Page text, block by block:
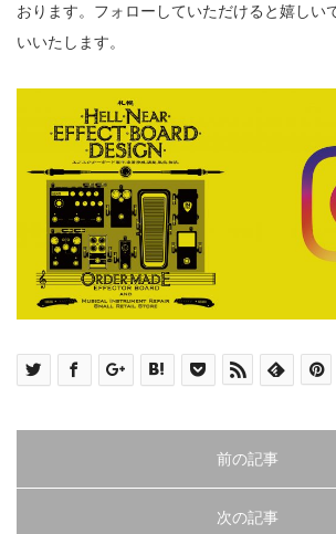
おります。フォローしていただけると嬉しい
いいたします。
前の記事
次の記事